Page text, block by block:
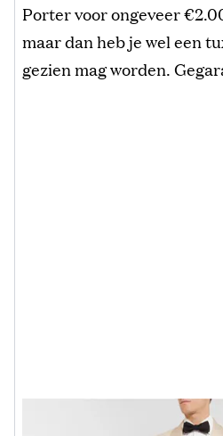
Porter voor ongeveer
maar dan heb je wel een
gezien mag worden.